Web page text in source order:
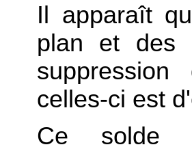
Il apparaît
plan et des
celles-ci est
Ce solde